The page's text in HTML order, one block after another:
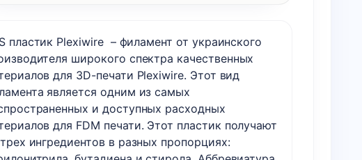
пластик Plexiwire – филамент от украинского
широкого спектра качественных
для 3D-печати Plexiwire. Этот вид
является одним из самых
и доступных расходных
для FDM печати. Этот пластик получают
ингредиентов в разных пропорциях: